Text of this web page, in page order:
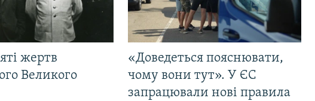
жертв
Великого
«Доведеться пояснювати,
чому вони тут». У ЄС
запрацювали нові правила